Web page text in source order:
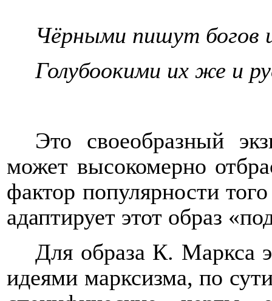
Чёрными пишут богов
Голубоокими их же и
Это своеобразный
может высокомерно
фактор популярности
адаптирует этот образ
Для образа К. Маркса
идеями марксизма, по